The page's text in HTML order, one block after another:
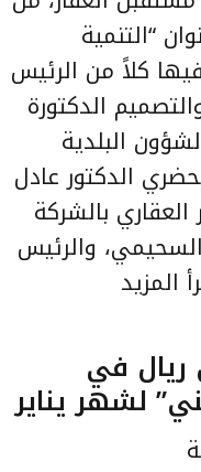
“التنمية
كلاً من الرئيس
الدكتورة
البلدية
الدكتور عادل
بالشركة
والرئيس
المزيد
912 مليون ريال في
لشهر يناير